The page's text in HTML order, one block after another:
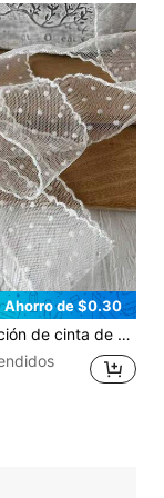
Ahorro de $0.30
tela de malla bordada con borde de volantes, decoración de diadema y prendas DIY, decoración de caja de regalo